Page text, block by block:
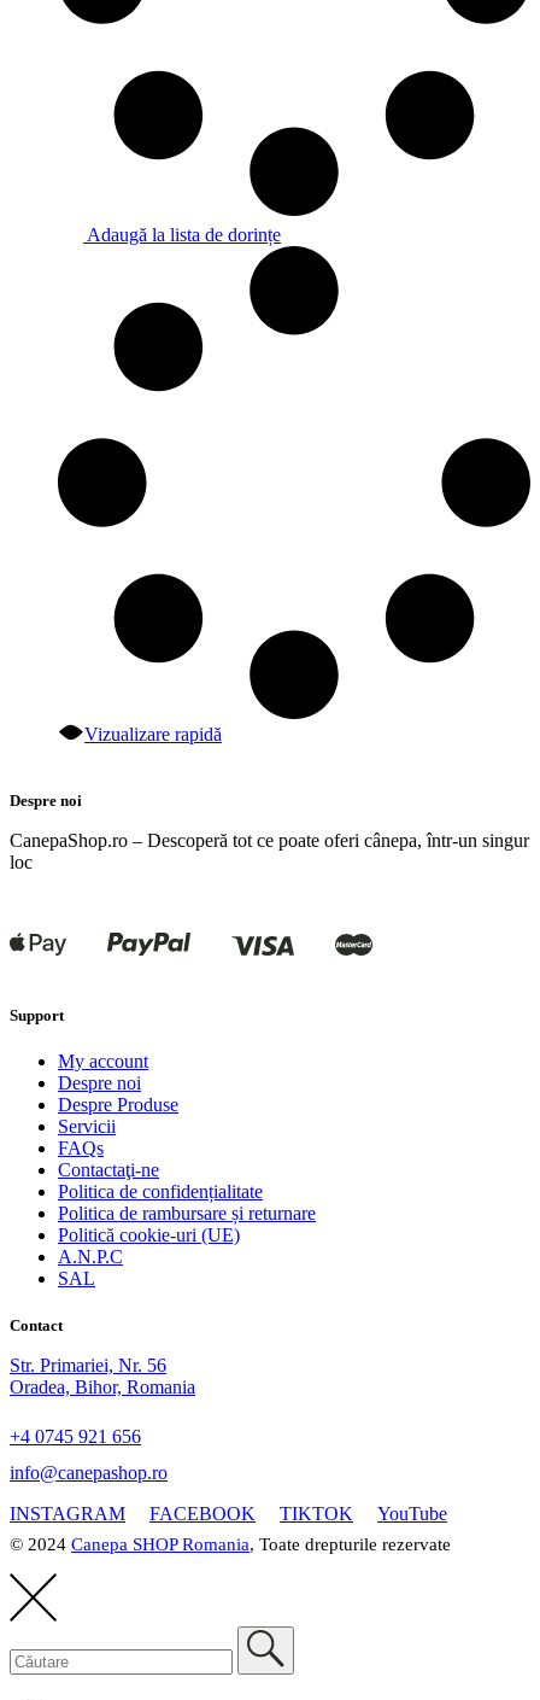
Adaugă la lista de dorințe
Vizualizare rapidă
Despre noi
CanepaShop.ro – Descoperă tot ce poate oferi cânepa, într-un singur
loc
Support
My account
Despre noi
Despre Produse
Servicii
FAQs
Contactaţi-ne
Politica de confidențialitate
Politica de rambursare și returnare
Politică cookie-uri (UE)
A.N.P.C
SAL
Contact
Str. Primariei, Nr. 56
Oradea, Bihor, Romania
+4 0745 921 656
info@canepashop.ro
INSTAGRAM
FACEBOOK TIKTOK YouTube
© 2024 Canepa SHOP Romania, Toate drepturile rezervate